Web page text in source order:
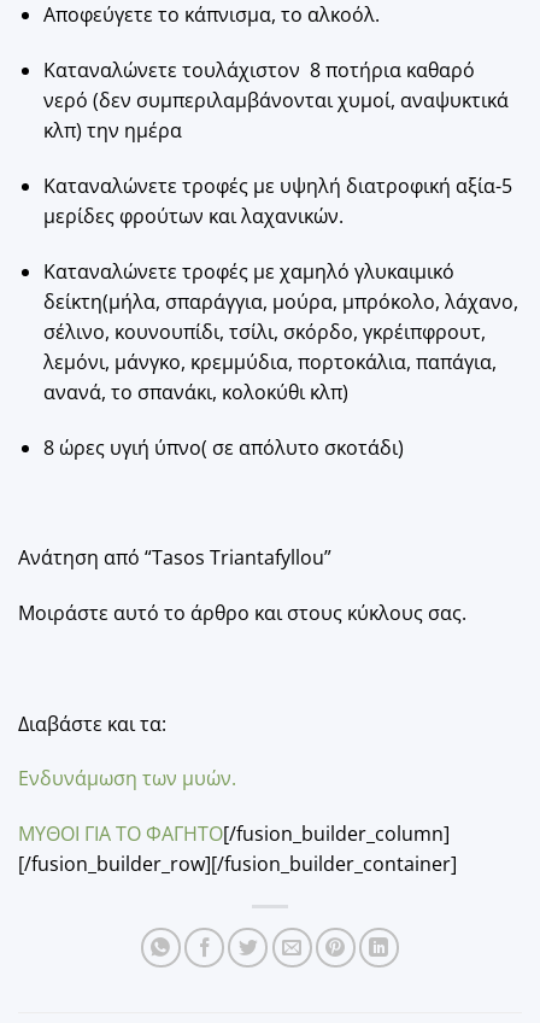
Αποφεύγετε το κάπνισμα, το αλκοόλ.
Καταναλώνετε τουλάχιστον 8 ποτήρια καθαρό
νερό (δεν συμπεριλαμβάνονται χυμοί, αναψυκτικά
κλπ) την ημέρα
Καταναλώνετε τροφές με υψηλή διατροφική αξία-5
μερίδες φρούτων και λαχανικών.
Καταναλώνετε τροφές με χαμηλό γλυκαιμικό
δείκτη(μήλα, σπαράγγια, μούρα, μπρόκολο, λάχανο,
σέλινο, κουνουπίδι, τσίλι, σκόρδο, γκρέιπφρουτ,
λεμόνι, μάνγκο, κρεμμύδια, πορτοκάλια, παπάγια,
ανανά, το σπανάκι, κολοκύθι κλπ)
8 ώρες υγιή ύπνο( σε απόλυτο σκοτάδι)
Ανάτηση από “Tasos Triantafyllou”
Μοιράστε αυτό το άρθρο και στους κύκλους σας.
Διαβάστε και τα:
Ενδυνάμωση των μυών.
ΜΥΘΟΙ ΓΙΑ ΤΟ ΦΑΓΗΤΟ[/fusion_builder_column]
[/fusion_builder_row][/fusion_builder_container]